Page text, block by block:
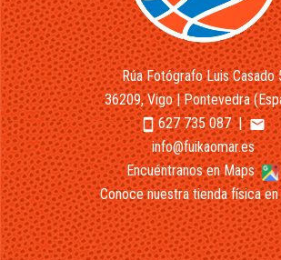
Rúa Fotógrafo Luis Casado
36209, Vigo | Pontevedra
smartphone627 735 087|email
info@fuikaomar.es
Encuéntranos en Maps
Conoce nuestra tienda física